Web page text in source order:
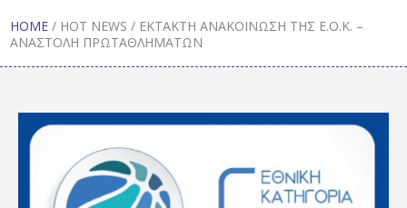
HOME / HOT NEWS / ΕΚΤΑΚΤΗ ΑΝΑΚΟΙΝΩΣΗ ΤΗΣ Ε.Ο.Κ. –
ΑΝΑΣΤΟΛΗ ΠΡΩΤΑΘΛΗΜΑΤΩΝ